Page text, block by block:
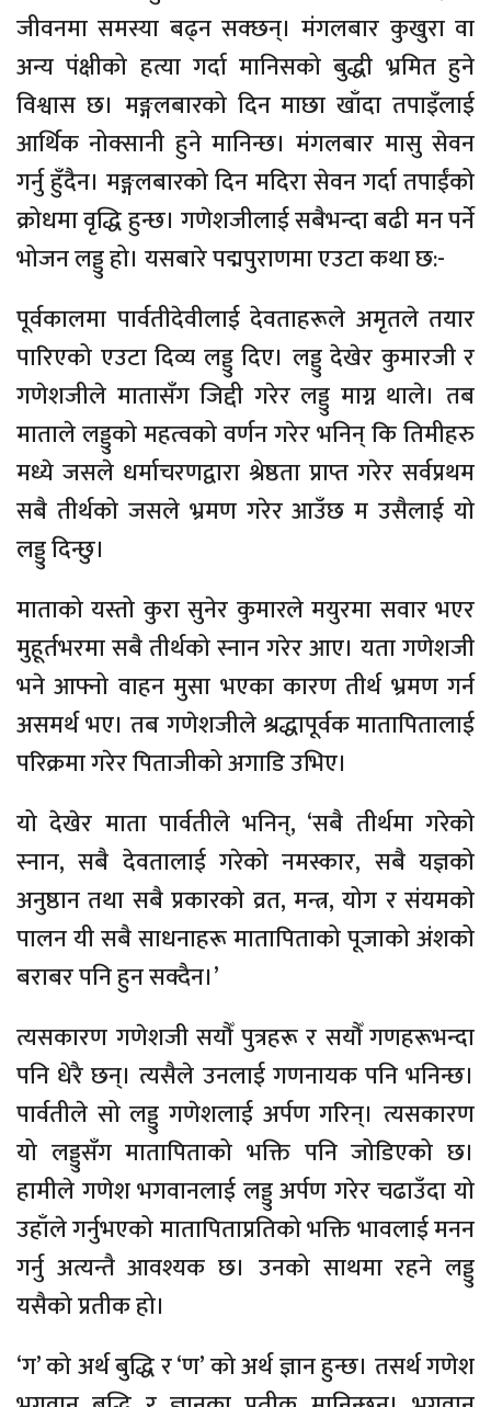
जीवनमा समस्या बढ्न सक्छन्। मंगलबार कुखुरा वा
अन्य पंक्षीको हत्या गर्दा मानिसको बुद्धी भ्रमित हुने
विश्वास छ। मङ्गलबारको दिन माछा खाँदा तपाइँलाई
आर्थिक नोक्सानी हुने मानिन्छ। मंगलबार मासु सेवन
गर्नु हुँदैन। मङ्गलबारको दिन मदिरा सेवन गर्दा तपाईंको
क्रोधमा वृद्धि हुन्छ। गणेशजीलाई सबैभन्दा बढी मन पर्ने
भोजन लड्डु हो। यसबारे पद्मपुराणमा एउटा कथा छ:-
पूर्वकालमा पार्वतीदेवीलाई देवताहरूले अमृतले तयार
पारिएको एउटा दिव्य लड्डु दिए। लड्डु देखेर कुमारजी र
गणेशजीले मातासँग जिद्दी गरेर लड्डु माग्न थाले। तब
माताले लड्डुको महत्वको वर्णन गरेर भनिन् कि तिमीहरु
मध्ये जसले धर्माचरणद्वारा श्रेष्ठता प्राप्त गरेर सर्वप्रथम
सबै तीर्थको जसले भ्रमण गरेर आउँछ म उसैलाई यो
लड्डु दिन्छु।
माताको यस्तो कुरा सुनेर कुमारले मयुरमा सवार भएर
मुहूर्तभरमा सबै तीर्थको स्नान गरेर आए। यता गणेशजी
भने आफ्नो वाहन मुसा भएका कारण तीर्थ भ्रमण गर्न
असमर्थ भए। तब गणेशजीले श्रद्धापूर्वक मातापितालाई
परिक्रमा गरेर पिताजीको अगाडि उभिए।
यो देखेर माता पार्वतीले भनिन्, ‘सबै तीर्थमा गरेको
स्नान, सबै देवतालाई गरेको नमस्कार, सबै यज्ञको
अनुष्ठान तथा सबै प्रकारको व्रत, मन्त्र, योग र संयमको
पालन यी सबै साधनाहरू मातापिताको पूजाको अंशको
बराबर पनि हुन सक्दैन।’
त्यसकारण गणेशजी सयौँ पुत्रहरू र सयौँ गणहरूभन्दा
पनि धेरै छन्। त्यसैले उनलाई गणनायक पनि भनिन्छ।
पार्वतीले सो लड्डु गणेशलाई अर्पण गरिन्। त्यसकारण
यो लड्डुसँग मातापिताको भक्ति पनि जोडिएको छ।
हामीले गणेश भगवानलाई लड्डु अर्पण गरेर चढाउँदा यो
उहाँले गर्नुभएको मातापिताप्रतिको भक्ति भावलाई मनन
गर्नु अत्यन्तै आवश्यक छ। उनको साथमा रहने लड्डु
यसैको प्रतीक हो।
‘ग’ को अर्थ बुद्धि र ‘ण’ को अर्थ ज्ञान हुन्छ। तसर्थ गणेश